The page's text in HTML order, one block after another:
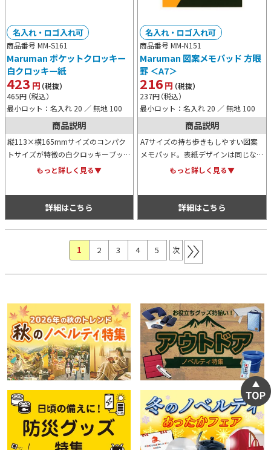
商品番号 MM-S161
Maruman ポケットクロッキー
白クロッキー紙
423 円（税抜）
465円（税込）
最小ロット：名入れ 20 ／ 無地 100
名入れ・ロゴ入れ可
商品説明
縦113×横165mmサイズのコンパク
トサイズが特徴の白クロッキーブッ
ク。非常に薄く軽量で滑らかな表面か
もっと詳しく見る▼
詳細はこちら
商品番号 MM-N151
Maruman 図案メモパッド 方眼
罫 ＜A7＞
216円（税抜）
237円（税込）
最小ロット：名入れ 20 ／ 無地 100
名入れ・ロゴ入れ可
商品説明
A7サイズの持ち歩きもしやすい図案
メモパッド。表紙デザインは同じなの
にサイズ感が可愛らしいため愛着が湧
もっと詳しく見る▼
詳細はこちら
1 (現位置)
2 3 4 5 次